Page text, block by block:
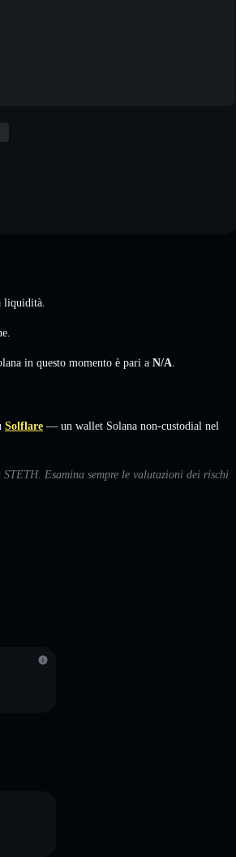
liquidità.
in questo momento è pari a N/A
Solflare — un wallet Solana non-custodial nel
Esamina sempre le valutazioni dei rischi